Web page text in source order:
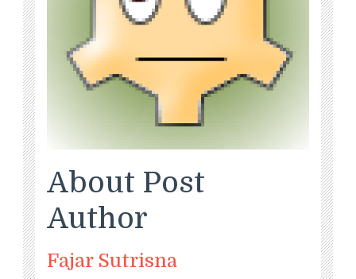
About Post
Author
Fajar Sutrisna